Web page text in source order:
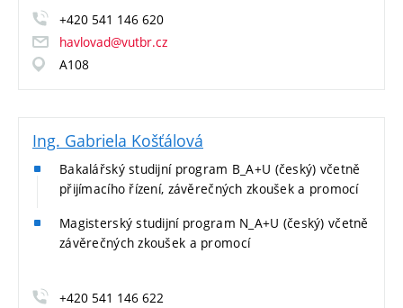
+420 541 146 620
havlovad@vutbr.cz
A108
Ing. Gabriela Košťálová
Bakalářský studijní program B_A+U (český) včetně
přijímacího řízení, závěrečných zkoušek a promocí
Magisterský studijní program N_A+U (český) včetně
závěrečných zkoušek a promocí
+420 541 146 622